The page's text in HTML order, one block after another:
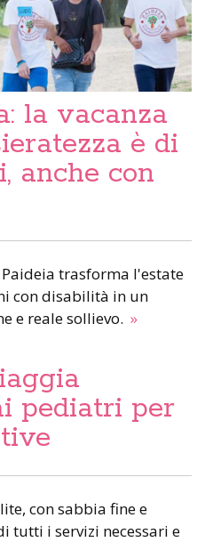
la vacanza
è di
anche con
trasforma l'estate
con disabilità in un
e reale sollievo. »
pediatri per
con sabbia fine e
tutti i servizi necessari e